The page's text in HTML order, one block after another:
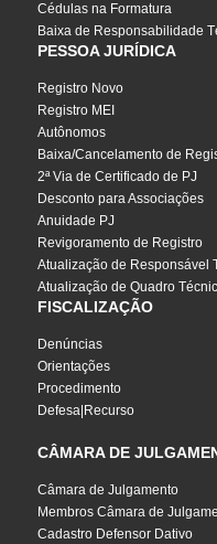
Cédulas na Formatura
Baixa de Responsabilidade
PESSOA JURÍDICA
Registro Novo
Registro MEI
Autônomos
Baixa/Cancelamento de
2ª Via de Certificado de PJ
Desconto para Associações
Anuidade PJ
Revigoramento de Registro
Atualização de Responsável
Atualização de Quadro
FISCALIZAÇÃO
Denúncias
Orientações
Procedimento
Defesa|Recurso
CÂMARA DE
Câmara de Julgamento
Membros Câmara de
Cadastro Defensor Dativo